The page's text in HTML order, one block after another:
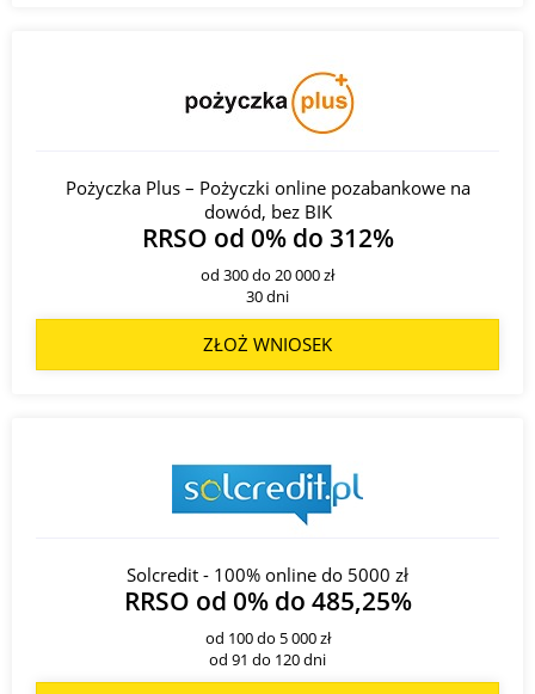
Pożyczka Plus – Pożyczki online pozabankowe na
dowód, bez BIK
RRSO od 0% do 312%
od 300 do 20 000 zł
30 dni
ZŁOŻ WNIOSEK
Solcredit - 100% online do 5000 zł
RRSO od 0% do 485,25%
od 100 do 5 000 zł
od 91 do 120 dni